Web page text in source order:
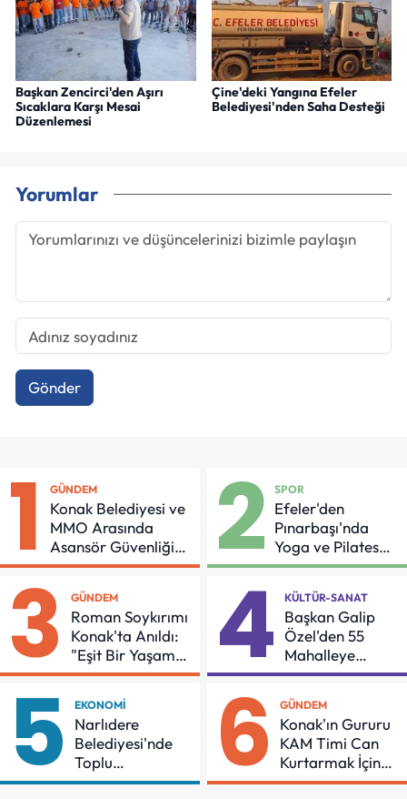
Başkan Zencirci'den Aşırı
Sıcaklara Karşı Mesai
Düzenlemesi
Çine'deki Yangına Efeler
Belediyesi'nden Saha Desteği
Yorumlar
Gönder
1 GÜNDEM
Konak Belediyesi ve
MMO Arasında
Asansör Güvenliği
İçin Önemli Protokol
2 SPOR
Efeler'den
Pınarbaşı'nda
Yoga ve Pilates
Buluşması
3 GÜNDEM
Roman Soykırımı
Konak'ta Anıldı:
"Eşit Bir Yaşam
İçin Mücadeleyi
4 KÜLTÜR-SANAT
Başkan Galip
Özel'den 55
Mahalleye
Çocuk Şenliği
5 EKONOMI
Narlıdere
Belediyesi'nde
Toplu
Sözleşmeye
6 GÜNDEM
Konak'ın Gururu
KAM Timi Can
Kurtarmak İçin
Demir Aldı